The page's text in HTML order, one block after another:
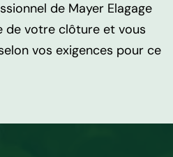
de Mayer Elagage
de votre clôture et vous
vos exigences pour ce